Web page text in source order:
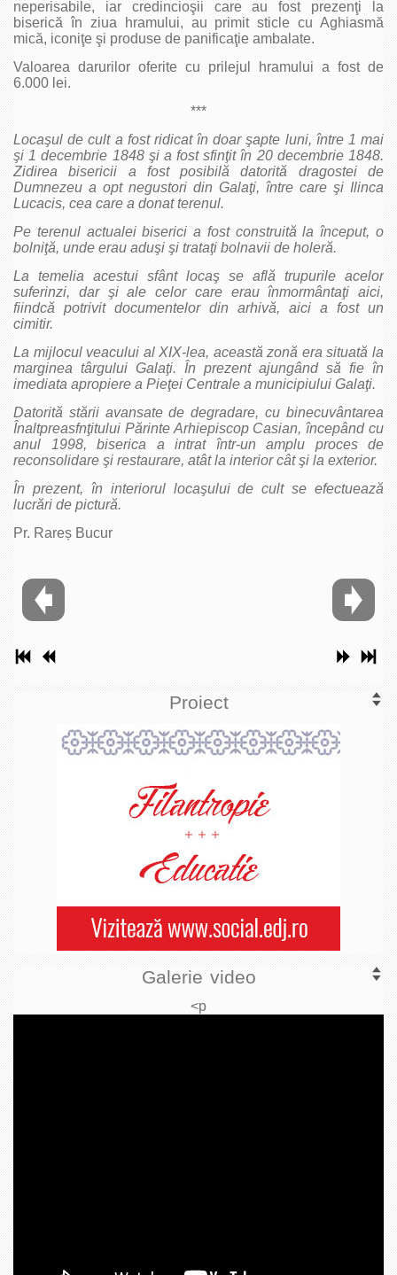
neperisabile, iar credincioşii care au fost prezenţi la
biserică în ziua hramului, au primit sticle cu Aghiasmă
mică, iconiţe şi produse de panificaţie ambalate.
Valoarea darurilor oferite cu prilejul hramului a fost de
6.000 lei.
***
Locaşul de cult a fost ridicat în doar şapte luni, între 1 mai
şi 1 decembrie 1848 şi a fost sfinţit în 20 decembrie 1848.
Zidirea bisericii a fost posibilă datorită dragostei de
Dumnezeu a opt negustori din Galaţi, între care şi Ilinca
Lucacis, cea care a donat terenul.
Pe terenul actualei biserici a fost construită la început, o
bolniţă, unde erau aduşi şi trataţi bolnavii de holeră.
La temelia acestui sfânt locaş se află trupurile acelor
suferinzi, dar şi ale celor care erau înmormântaţi aici,
fiindcă potrivit documentelor din arhivă, aici a fost un
cimitir.
La mijlocul veacului al XIX-lea, această zonă era situată la
marginea târgului Galaţi. În prezent ajungând să fie în
imediata apropiere a Pieţei Centrale a municipiului Galaţi.
Datorită stării avansate de degradare, cu binecuvântarea
Înaltpreasfnţitului Părinte Arhiepiscop Casian, începând cu
anul 1998, biserica a intrat într-un amplu proces de
reconsolidare şi restaurare, atât la interior cât şi la exterior.
În prezent, în interiorul locaşului de cult se efectuează
lucrări de pictură.
Pr. Rareș Bucur
Proiect
Galerie video
<p